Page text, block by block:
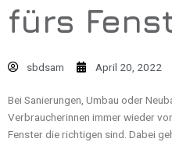
fürs
sbdsam April 20, 2022
Bei Sanierungen, Umbau oder
Verbraucherinnen immer wieder
Fenster die richtigen sind. Dabei